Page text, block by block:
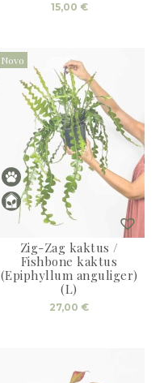
15,00 €
Novo
Zig-Zag kaktus /
Fishbone kaktus
(Epiphyllum anguliger)
(L)
27,00 €